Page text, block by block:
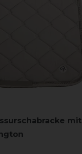
mit